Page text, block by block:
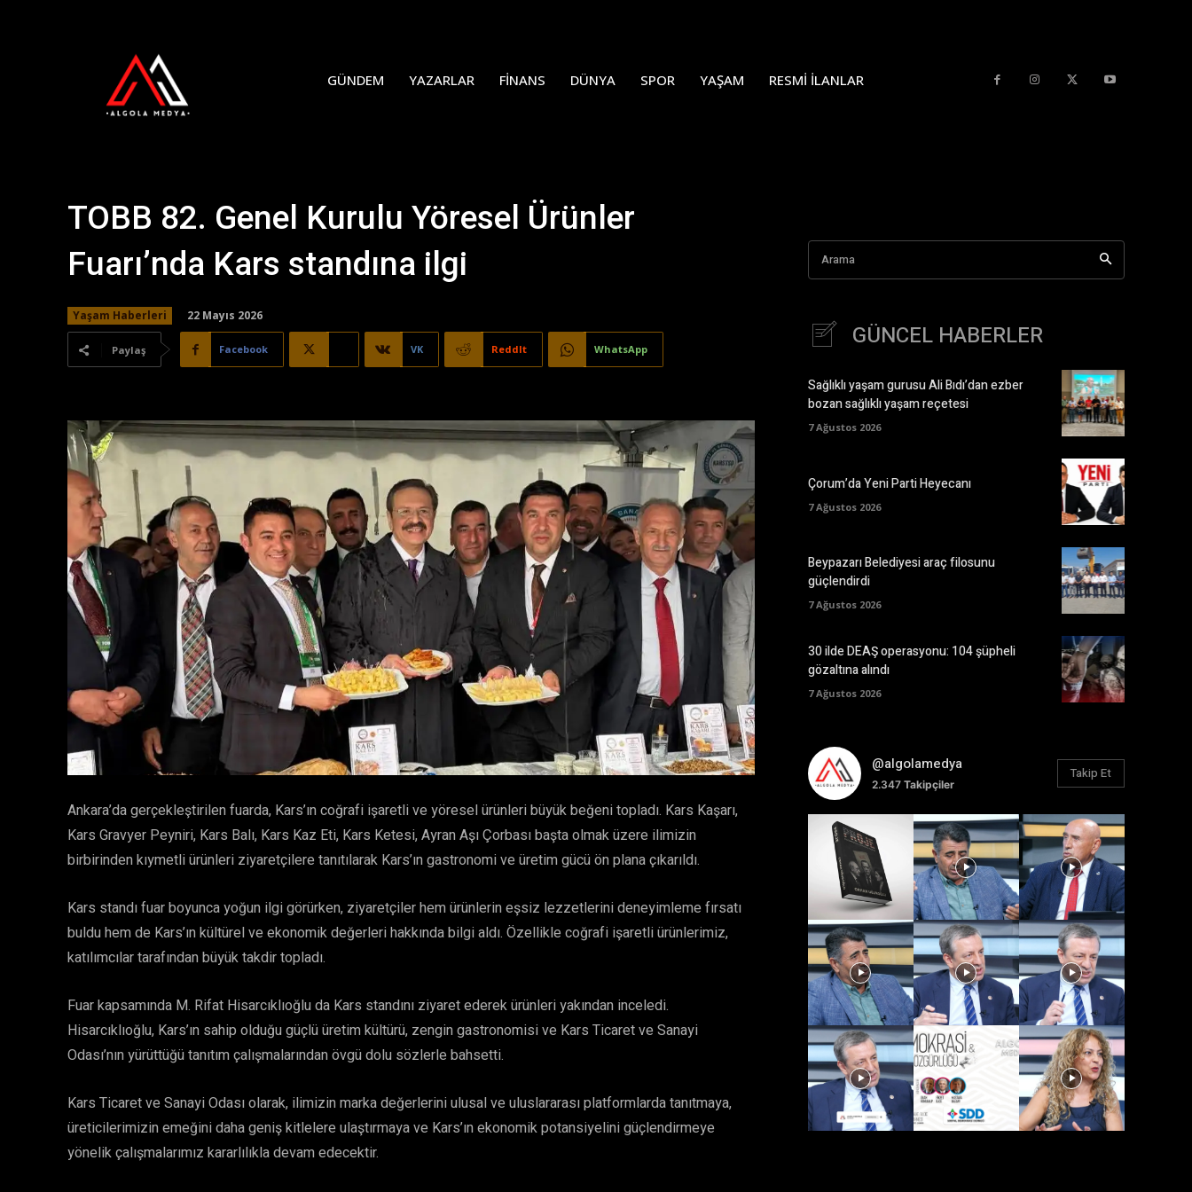
GÜNDEM YAZARLAR FINANS DÜNYA SPOR YAŞAM RESMI İLANLAR
TOBB 82. Genel Kurulu Yöresel Ürünler
Fuarı’nda Kars standına ilgi
Yaşam Haberleri 22 Mayıs 2026
Paylaş Facebook VK ReddIt WhatsApp
Ankara’da gerçekleştirilen fuarda, Kars’ın coğrafi işaretli ve yöresel ürünleri büyük beğeni topladı. Kars Kaşarı,
Kars Gravyer Peyniri, Kars Balı, Kars Kaz Eti, Kars Ketesi, Ayran Aşı Çorbası başta olmak üzere ilimizin
birbirinden kıymetli ürünleri ziyaretçilere tanıtılarak Kars’ın gastronomi ve üretim gücü ön plana çıkarıldı.
Kars standı fuar boyunca yoğun ilgi görürken, ziyaretçiler hem ürünlerin eşsiz lezzetlerini deneyimleme fırsatı
buldu hem de Kars’ın kültürel ve ekonomik değerleri hakkında bilgi aldı. Özellikle coğrafi işaretli ürünlerimiz,
katılımcılar tarafından büyük takdir topladı.
Fuar kapsamında M. Rifat Hisarcıklıoğlu da Kars standını ziyaret ederek ürünleri yakından inceledi.
Hisarcıklıoğlu, Kars’ın sahip olduğu güçlü üretim kültürü, zengin gastronomisi ve Kars Ticaret ve Sanayi
Odası’nın yürüttüğü tanıtım çalışmalarından övgü dolu sözlerle bahsetti.
Kars Ticaret ve Sanayi Odası olarak, ilimizin marka değerlerini ulusal ve uluslararası platformlarda tanıtmaya,
üreticilerimizin emeğini daha geniş kitlelere ulaştırmaya ve Kars’ın ekonomik potansiyelini güçlendirmeye
yönelik çalışmalarımız kararlılıkla devam edecektir.
Arama
GÜNCEL HABERLER
Sağlıklı yaşam gurusu Ali Bıdı’dan ezber
bozan sağlıklı yaşam reçetesi
7 Ağustos 2026
Çorum’da Yeni Parti Heyecanı
7 Ağustos 2026
Beypazarı Belediyesi araç filosunu
güçlendirdi
7 Ağustos 2026
30 ilde DEAŞ operasyonu: 104 şüpheli
gözaltına alındı
7 Ağustos 2026
@algolamedya
2.347Takipçiler
Takip Et